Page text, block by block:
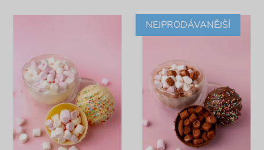
NEJPRODÁVANĚJŠÍ